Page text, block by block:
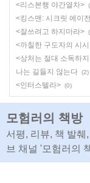
<리스본행 야간열차>
<킹스맨: 시크릿 에이
<잘쓰려고 하지마라>
<까칠한 구도자의 시
<상처는 절대 소독하
나는 길들지 않는다 (2)
<인터스텔라> (0)
모험러의 책방
서평, 리뷰, 책 발
브 채널 '모험러의